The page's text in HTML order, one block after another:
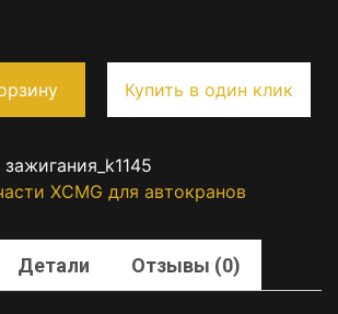
Купить в один клик
XCMG для автокранов
Детали Отзывы (0)